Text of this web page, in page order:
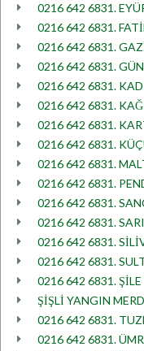
0216 642 6831.
0216 642 6831.
0216 642 6831.
0216 642 6831.
0216 642 6831.
0216 642 6831.
0216 642 6831.
0216 642 6831.
0216 642 6831.
0216 642 6831.
0216 642 6831.
0216 642 6831.
0216 642 6831.
0216 642 6831.
0216 642 6831.
ŞİŞLİ YANGIN
0216 642 6831.
0216 642 6831.